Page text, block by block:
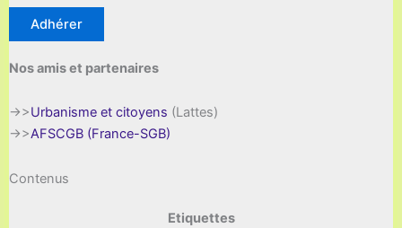
Adhérer
Nos amis et partenaires
->>Urbanisme et citoyens (Lattes)
->>AFSCGB (France-SGB)
Contenus
Etiquettes